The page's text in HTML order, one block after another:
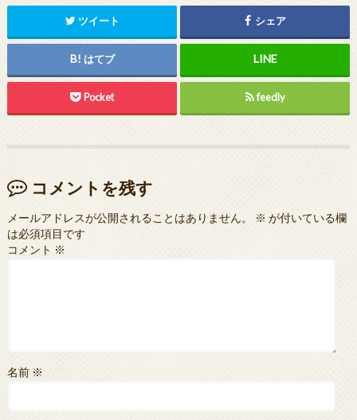
ツイート シェア
はてブ
Pocket feedly
コメントを残す
メールアドレスが公開されることはありません。 ※ が付いている欄
は必須項目です
コメント ※
名前 ※